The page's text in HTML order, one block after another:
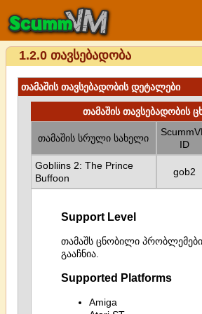
1.2.0 თავსებადობა
თამაშის თავსებადობის დეტალები
თამაშის თავსებადობის
თამაშის სრული სახელი
ID
Gobliins 2: The Prince
Buffoon
gob2
Support Level
თამაშს ცნობილი
გააჩნია.
Supported Platforms
Amiga